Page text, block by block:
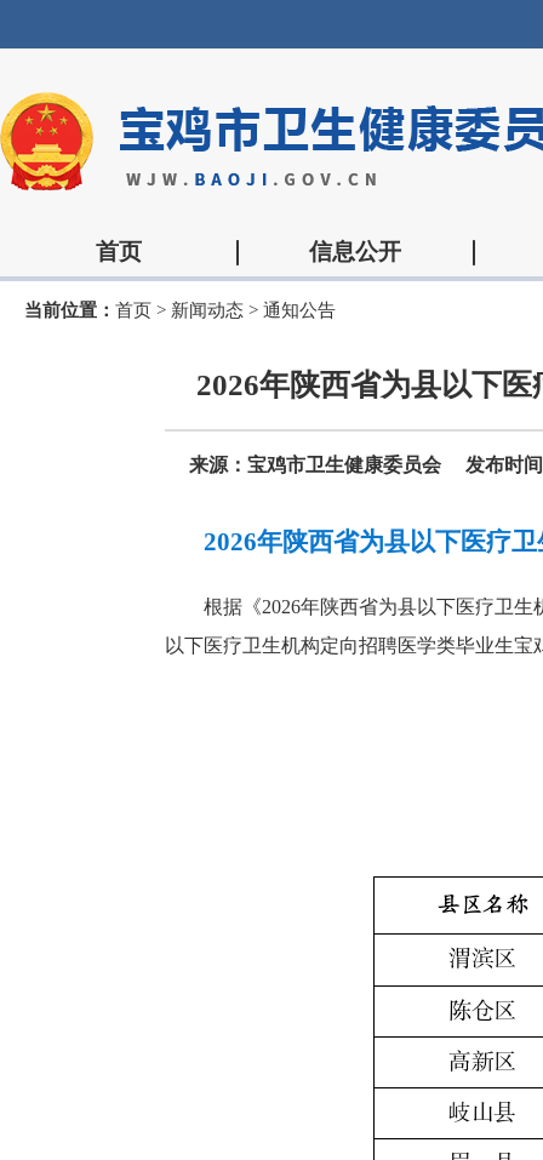
首页 信息公开
当前位置： 首页 > 新闻动态 > 通知公告
2026年陕西省为县以下
来源：宝鸡市卫生健康委员会 发布时
2026年陕西省为县以下医疗
根据《2026年陕西省为县以下医疗卫
以下医疗卫生机构定向招聘医学类毕业生